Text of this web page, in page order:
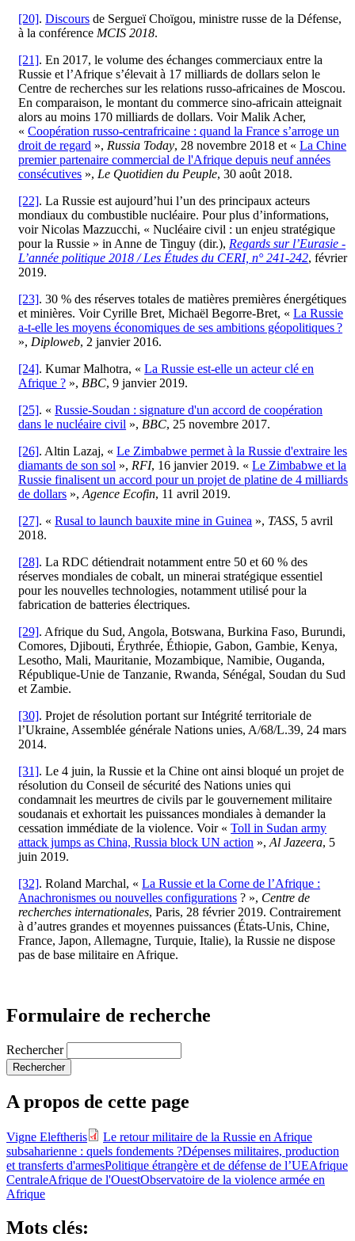
[20].Discours de Sergueï Choïgou, ministre russe de la Défense,
à la conférence MCIS 2018.
[21]. En 2017, le volume des échanges commerciaux entre la
Russie et l’Afrique s’élevait à 17 milliards de dollars selon le
Centre de recherches sur les relations russo-africaines de Moscou.
En comparaison, le montant du commerce sino-africain atteignait
alors au moins 170 milliards de dollars. Voir Malik Acher,
«Coopération russo-centrafricaine : quand la France s’arroge un
droit de regard », Russia Today, 28 novembre 2018 et «La Chine
premier partenaire commercial de l'Afrique depuis neuf années
consécutives », Le Quotidien du Peuple, 30 août 2018.
[22]. La Russie est aujourd’hui l’un des principaux acteurs
mondiaux du combustible nucléaire. Pour plus d’informations,
voir Nicolas Mazzucchi, « Nucléaire civil : un enjeu stratégique
pour la Russie » in Anne de Tinguy (dir.), Regards sur l’Eurasie -
L’année politique 2018 / Les Études du CERI, n° 241-242, février
2019.
[23]. 30 % des réserves totales de matières premières énergétiques
et minières. Voir Cyrille Bret, Michaël Begorre-Bret, «La Russie
a-t-elle les moyens économiques de ses ambitions géopolitiques ?
», Diploweb, 2 janvier 2016.
[24]. Kumar Malhotra, «La Russie est-elle un acteur clé en
Afrique ? », BBC, 9 janvier 2019.
[25]. «Russie-Soudan : signature d'un accord de coopération
dans le nucléaire civil », BBC, 25 novembre 2017.
[26]. Altin Lazaj, «Le Zimbabwe permet à la Russie d'extraire les
diamants de son sol », RFI, 16 janvier 2019. «Le Zimbabwe et la
Russie finalisent un accord pour un projet de platine de 4 milliards
de dollars »,Agence Ecofin, 11 avril 2019.
[27]. «Rusal to launch bauxite mine in Guinea », TASS, 5 avril
2018.
[28]. La RDC détiendrait notamment entre 50 et 60 % des
réserves mondiales de cobalt, un minerai stratégique essentiel
pour les nouvelles technologies, notamment utilisé pour la
fabrication de batteries électriques.
[29]. Afrique du Sud, Angola, Botswana, Burkina Faso, Burundi,
Comores, Djibouti, Érythrée, Éthiopie, Gabon, Gambie, Kenya,
Lesotho, Mali, Mauritanie, Mozambique, Namibie, Ouganda,
République-Unie de Tanzanie, Rwanda, Sénégal, Soudan du Sud
et Zambie.
[30]. Projet de résolution portant sur Intégrité territoriale de
l’Ukraine, Assemblée générale Nations unies, A/68/L.39, 24 mars
2014.
[31]. Le 4 juin, la Russie et la Chine ont ainsi bloqué un projet de
résolution du Conseil de sécurité des Nations unies qui
condamnait les meurtres de civils par le gouvernement militaire
soudanais et exhortait les puissances mondiales à demander la
cessation immédiate de la violence. Voir «Toll in Sudan army
attack jumps as China, Russia block UN action »,Al Jazeera, 5
juin 2019.
[32]. Roland Marchal, «La Russie et la Corne de l’Afrique :
Anachronismes ou nouvelles configurations ? », Centre de
recherches internationales, Paris, 28 février 2019. Contrairement
à d’autres grandes et moyennes puissances (États-Unis, Chine,
France, Japon, Allemagne, Turquie, Italie), la Russie ne dispose
pas de base militaire en Afrique.
Formulaire de recherche
Rechercher
A propos de cette page
Vigne Eleftheris
Le retour militaire de la Russie en Afrique
subsaharienne : quels fondements ?Dépenses militaires, production
et transferts d'armesPolitique étrangère et de défense de l’UEAfrique
CentraleAfrique de l'OuestObservatoire de la violence armée en
Afrique
Mots clés: